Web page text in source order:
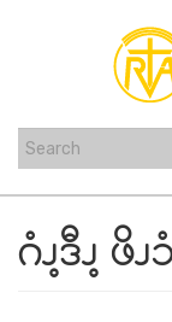
content
ဂံၪ့ဒီၪ့ ဖိ